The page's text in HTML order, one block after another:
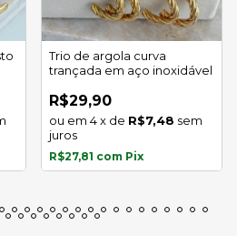
Trio de argola curva
trançada em aço inoxidável
R$29,90
4x de R$7,48 sem
juros
R$27,81 com Pix